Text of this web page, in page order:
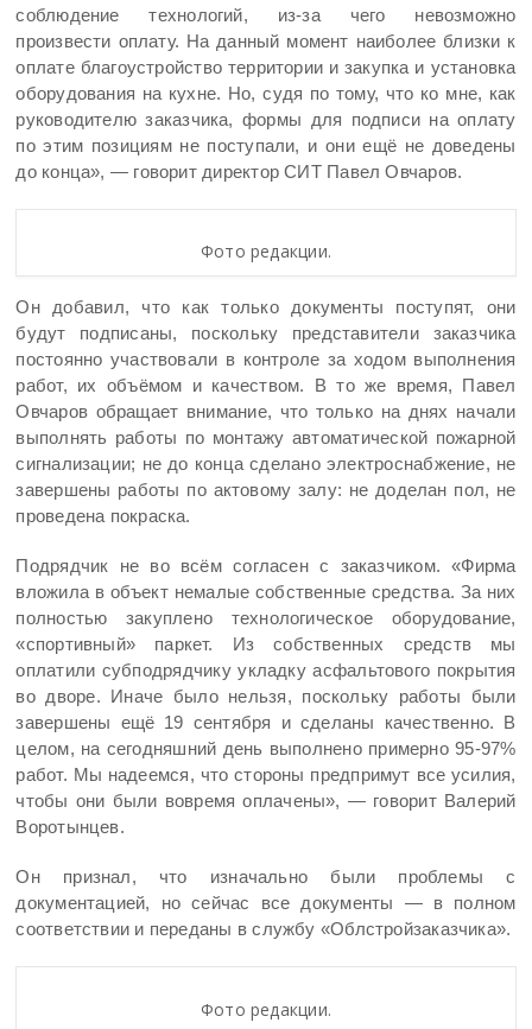
соблюдение технологий, из-за чего невозможно
произвести оплату. На данный момент наиболее близки к
оплате благоустройство территории и закупка и установка
оборудования на кухне. Но, судя по тому, что ко мне, как
руководителю заказчика, формы для подписи на оплату
по этим позициям не поступали, и они ещё не доведены
до конца», — говорит директор СИТ Павел Овчаров.
Фото редакции.
Он добавил, что как только документы поступят, они
будут подписаны, поскольку представители заказчика
постоянно участвовали в контроле за ходом выполнения
работ, их объёмом и качеством. В то же время, Павел
Овчаров обращает внимание, что только на днях начали
выполнять работы по монтажу автоматической пожарной
сигнализации; не до конца сделано электроснабжение, не
завершены работы по актовому залу: не доделан пол, не
проведена покраска.
Подрядчик не во всём согласен с заказчиком. «Фирма
вложила в объект немалые собственные средства. За них
полностью закуплено технологическое оборудование,
«спортивный» паркет. Из собственных средств мы
оплатили субподрядчику укладку асфальтового покрытия
во дворе. Иначе было нельзя, поскольку работы были
завершены ещё 19 сентября и сделаны качественно. В
целом, на сегодняшний день выполнено примерно 95-97%
работ. Мы надеемся, что стороны предпримут все усилия,
чтобы они были вовремя оплачены», — говорит Валерий
Воротынцев.
Он признал, что изначально были проблемы с
документацией, но сейчас все документы — в полном
соответствии и переданы в службу «Облстройзаказчика».
Фото редакции.